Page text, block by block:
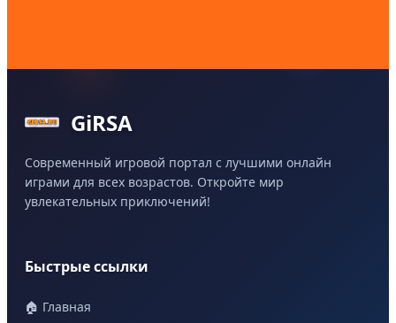
GiRSA
Современный игровой портал с лучшими онлайн
играми для всех возрастов. Откройте мир
увлекательных приключений!
Быстрые ссылки
🏠 Главная